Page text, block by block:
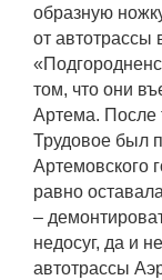
образную
от автотрассы
том, что они
Артема. После
Трудовое был
Артемовского
равно
–
недосуг, да и
автотрассы